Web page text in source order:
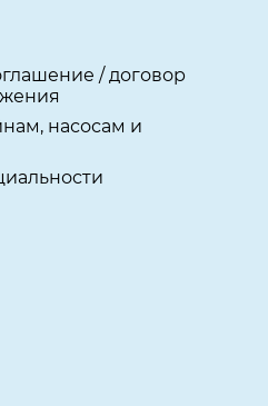
/ договор
насосам и